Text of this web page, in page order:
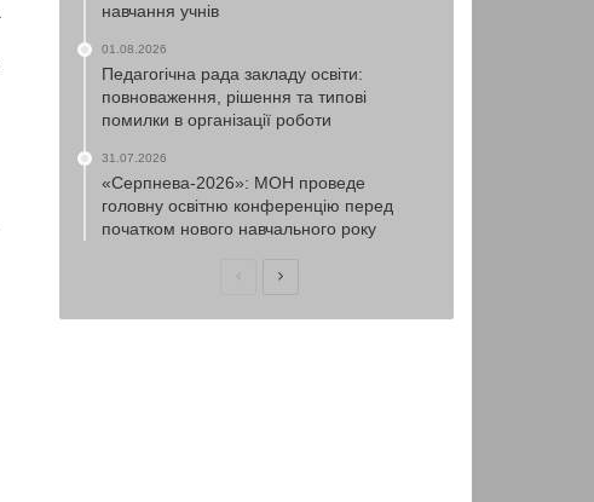
навчання учнів
01.08.2026
Педагогічна рада закладу освіти:
повноваження, рішення та типові
помилки в організації роботи
31.07.2026
«Серпнева-2026»: МОН проведе
головну освітню конференцію перед
початком нового навчального року
ПопередняНаступна